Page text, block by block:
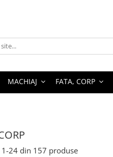
MACHIAJ FATA, CORP
1-24 din 157 produse